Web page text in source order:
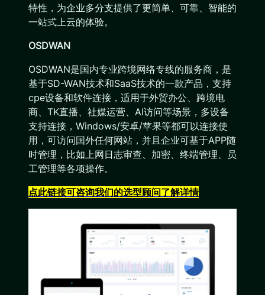
特性，为企业多分支提供了更简单、可靠、智能的
一站式上云的体验。
OSDWAN
OSDWAN是国内专业跨境网络专线的服务商，是
基于SD-WAN技术和SaaS技术的一款产品，支持
cpe设备和软件连接，适用于外贸办公、跨境电
商、TK直播、社媒运营、AI访问等场景，多设备
支持连接，Windows/安卓/苹果等都可以连接使
用，可访问国外任何网站，并且企业可基于APP随
时管理，比如上网日志审查、加密、终端管理、员
工管理等各项操作。
点此链接可咨询我们的选型顾问了解详情